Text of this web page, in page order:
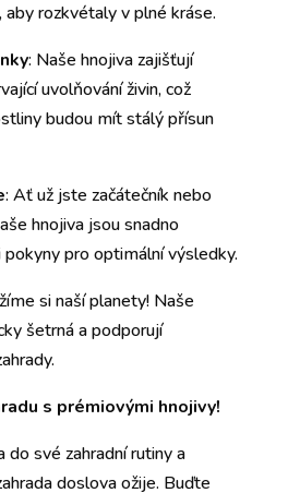
rozkvétaly v plné kráse.
: Naše hnojiva zajišťují
uvolňování živin, což
budou mít stálý přísun
: Ať už jste začátečník nebo
hnojiva jsou snadno
pro optimální výsledky.
si naší planety! Naše
šetrná a podporují
s prémiovými hnojivy!
do své zahradní rutiny a
doslova ožije. Buďte